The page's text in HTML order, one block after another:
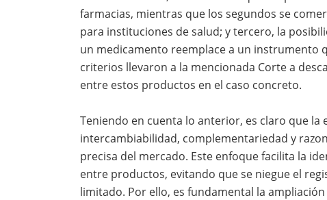
farmacias, mientras que los segundos se
para instituciones de salud; y tercero, la
un medicamento reemplace a un instrumento
criterios llevaron a la mencionada Corte a
entre estos productos en el caso concreto.
Teniendo en cuenta lo anterior, es claro que la
intercambiabilidad, complementariedad y
precisa del mercado. Este enfoque facilita la
entre productos, evitando que se niegue el
limitado. Por ello, es fundamental la